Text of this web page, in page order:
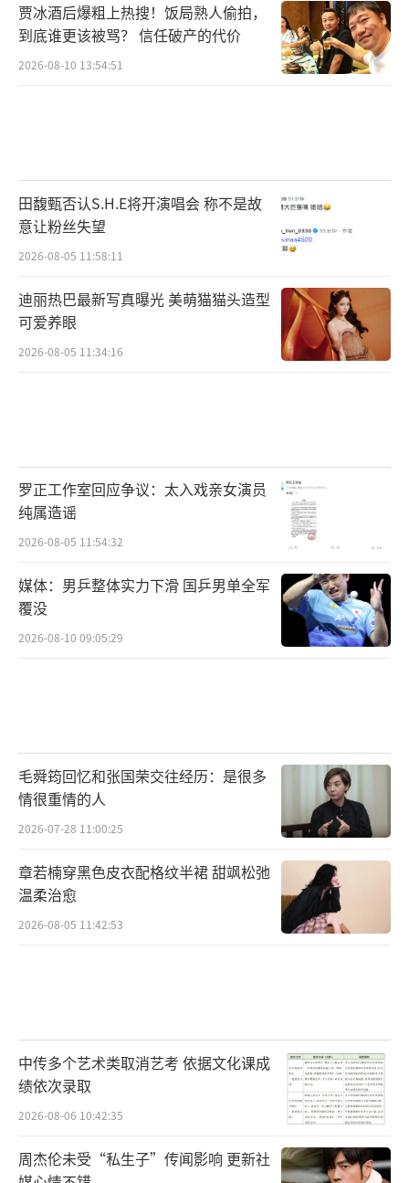
贾冰酒后爆粗上热搜！饭局熟人偷拍，
到底谁更该被骂？ 信任破产的代价
2026-08-10 13:54:51
田馥甄否认S.H.E将开演唱会 称不是故
意让粉丝失望
2026-08-05 11:58:11
迪丽热巴最新写真曝光 美萌猫猫头造型
可爱养眼
2026-08-05 11:34:16
罗正工作室回应争议：太入戏亲女演员
纯属造谣
2026-08-05 11:54:32
媒体：男乒整体实力下滑 国乒男单全军
覆没
2026-08-10 09:05:29
毛舜筠回忆和张国荣交往经历：是很多
情很重情的人
2026-07-28 11:00:25
章若楠穿黑色皮衣配格纹半裙 甜飒松弛
温柔治愈
2026-08-05 11:42:53
中传多个艺术类取消艺考 依据文化课成
绩依次录取
2026-08-06 10:42:35
周杰伦未受“私生子”传闻影响 更新社